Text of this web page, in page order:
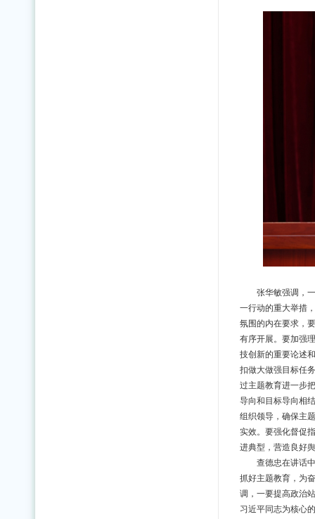
张华敏强调，
一行动的重大举措
氛围的内在要求，
有序开展。要加强
技创新的重要论述
扣做大做强目标任
过主题教育进一步
导向和目标导向相
组织领导，确保主
实效。要强化督促
进典型，营造良好
查德忠在讲话
抓好主题教育，为
调，一要提高政治
习近平同志为核心